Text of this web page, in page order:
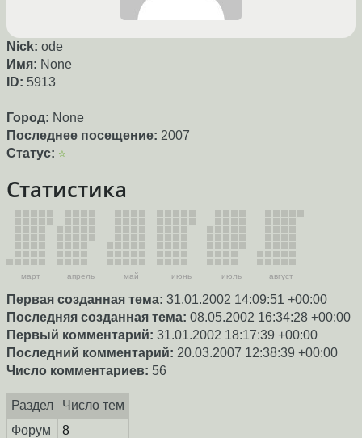
Nick: ode
Имя: None
ID: 5913
Город: None
Последнее посещение: 2007
Статус: ☆
Статистика
март апрель май июнь июль август
Первая созданная тема: 31.01.2002 14:09:51 +00:00
Последняя созданная тема: 08.05.2002 16:34:28 +00:00
Первый комментарий: 31.01.2002 18:17:39 +00:00
Последний комментарий: 20.03.2007 12:38:39 +00:00
Число комментариев: 56
Раздел
Число тем
Форум
8